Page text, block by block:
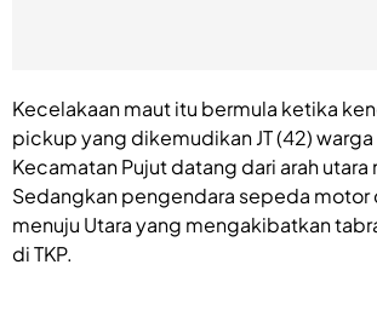
Kecelakaan maut itu bermula ketika
pickup yang dikemudikan JT (42)
Kecamatan Pujut datang dari arah utara
Sedangkan pengendara sepeda motor
menuju Utara yang mengakibatkan
di TKP.